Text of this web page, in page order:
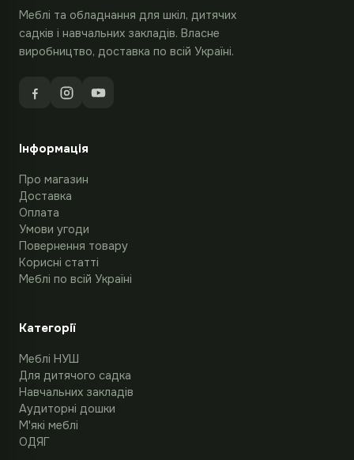
Меблі та обладнання для шкіл, дитячих
садків і навчальних закладів. Власне
виробництво, доставка по всій Україні.
Інформація
Про магазин
Доставка
Оплата
Умови угоди
Повернення товару
Корисні статті
Меблі по всій Україні
Категорії
Меблі НУШ
Для дитячого садка
Навчальних закладів
Аудиторні дошки
М'які меблі
ОДЯГ